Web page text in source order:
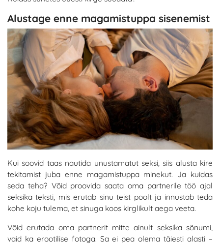
Alustage enne magamistuppa sisenemist
Kui soovid taas nautida unustamatut seksi, siis alusta kire
tekitamist juba enne magamistuppa minekut. Ja kuidas
seda teha? Võid proovida saata oma partnerile töö ajal
seksika teksti, mis erutab sinu teist poolt ja innustab teda
kohe koju tulema, et sinuga koos kirglikult aega veeta.
Võid erutada oma partnerit mitte ainult seksika sõnumi,
vaid ka erootilise fotoga. Sa ei pea olema täiesti alasti –